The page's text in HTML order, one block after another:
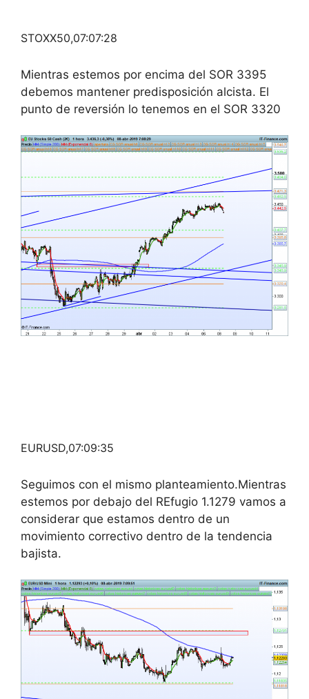
STOXX50,07:07:28
Mientras estemos por encima del SOR 3395
debemos mantener predisposición alcista. El
punto de reversión lo tenemos en el SOR 3320
EURUSD,07:09:35
Seguimos con el mismo planteamiento.Mientras
estemos por debajo del REfugio 1.1279 vamos a
considerar que estamos dentro de un
movimiento correctivo dentro de la tendencia
bajista.